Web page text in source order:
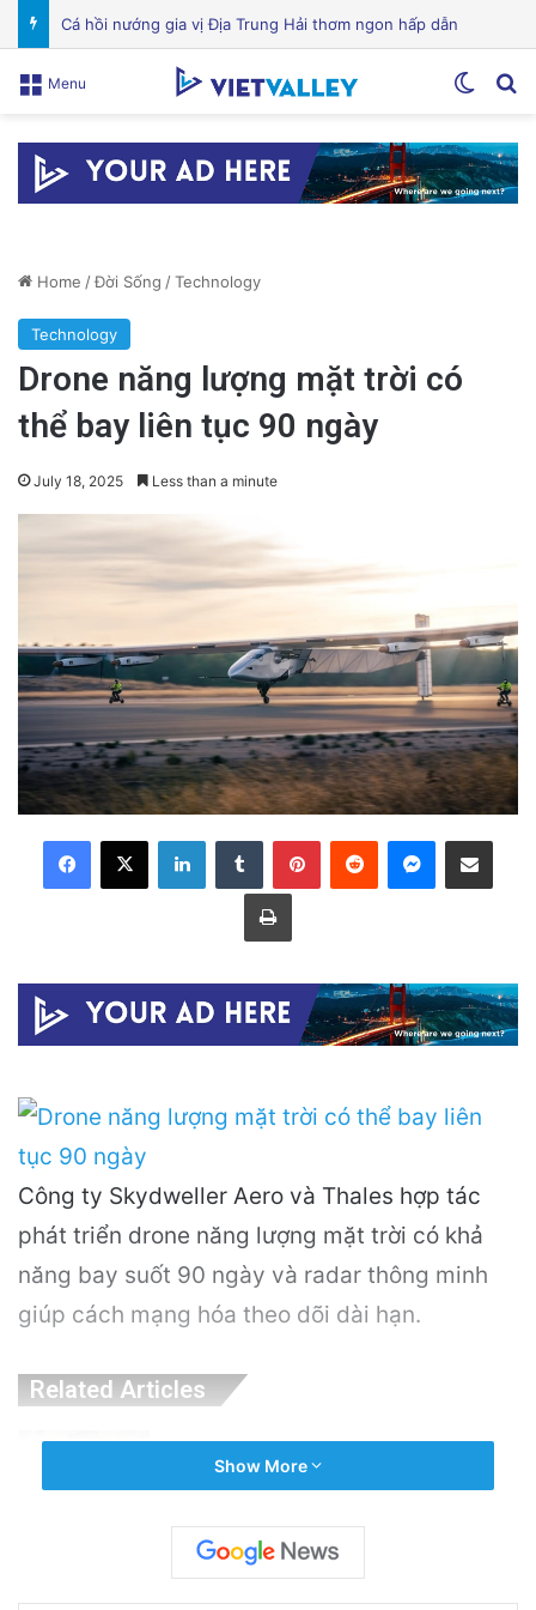
Menu
Home /Đời Sống /Technology
Technology
Drone năng lượng mặt trời có
thể bay liên tục 90 ngày
July 18, 2025 Less than a minute
LinkedInTumblr PinterestReddit Messenger
Share via Email
Print
Công ty Skydweller Aero và Thales hợp tác
phát triển drone năng lượng mặt trời có khả
năng bay suốt 90 ngày và radar thông minh
giúp cách mạng hóa theo dõi dài hạn.
Related Articles
Phóng: Hé Lộ Từ Blue Origin
18 hours ago
PGS.TS Hà Đình Đức: Di sản và Hành trình
Show More